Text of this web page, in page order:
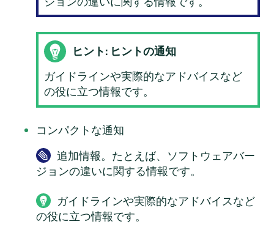
ヒント: ヒントの通知
ガイドラインや実際的なアドバイスなど
の役に立つ情報です。
コンパクトな通知
追加情報。たとえば、ソフトウェアバー
ジョンの違いに関する情報です。
ガイドラインや実際的なアドバイスなど
の役に立つ情報です。